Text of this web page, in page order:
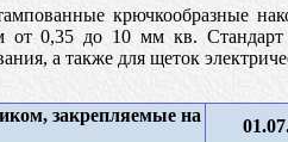
крючкообразные
0,35 до 10 мм кв. Стандарт
а также для щеток
закрепляемые на